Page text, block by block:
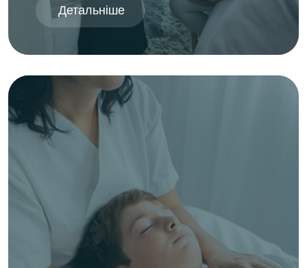
Детальніше